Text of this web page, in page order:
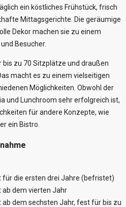
ein köstliches Frühstück, frisch
Mittagsgerichte. Die geräumige
Dekor machen sie zu einem
Besucher.
bis zu 70 Sitzplätze und draußen
macht es zu einem vielseitigen
Möglichkeiten. Obwohl der
und Lunchroom sehr erfolgreich ist,
für andere Konzepte, wie
ein Bistro.
für die ersten drei Jahre (befristet)
ab dem vierten Jahr
ab dem sechsten Jahr, fest für bis zu